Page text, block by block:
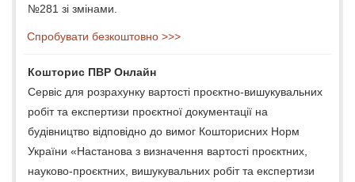
№281 зі змінами.
Спробувати безкоштовно >>>
Кошторис ПВР Онлайн
Сервіс для розрахунку вартості проєктно-вишукувальних
робіт та експертизи проєктної документації на
будівництво відповідно до вимог Кошторисних Норм
України «Настанова з визначення вартості проєктних,
науково-проєктних, вишукувальних робіт та експертизи